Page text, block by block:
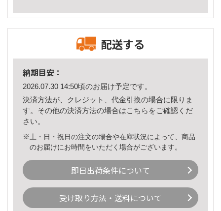
配送する
納期目安：
2026.07.30 14:50頃のお届け予定です。
決済方法が、クレジット、代金引換の場合に限りま
す。その他の決済方法の場合はこちら をご確認くだ
さい。
※土・日・祝日の注文の場合や在庫状況によって、商品
のお届けにお時間をいただく場合がございます。
即日出荷条件について
受け取り方法・送料について